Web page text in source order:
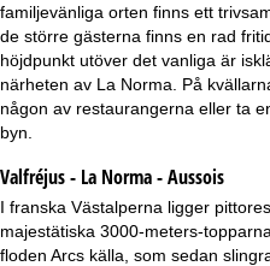
familjevänliga orten finns ett
de större gästerna finns en rad
höjdpunkt utöver det vanliga är
närheten av La Norma. På
någon av restaurangerna eller ta
byn.
Valfréjus - La Norma - Aussois
I franska Västalperna ligger
majestätiska 3000-meters-
floden Arcs källa, som sedan